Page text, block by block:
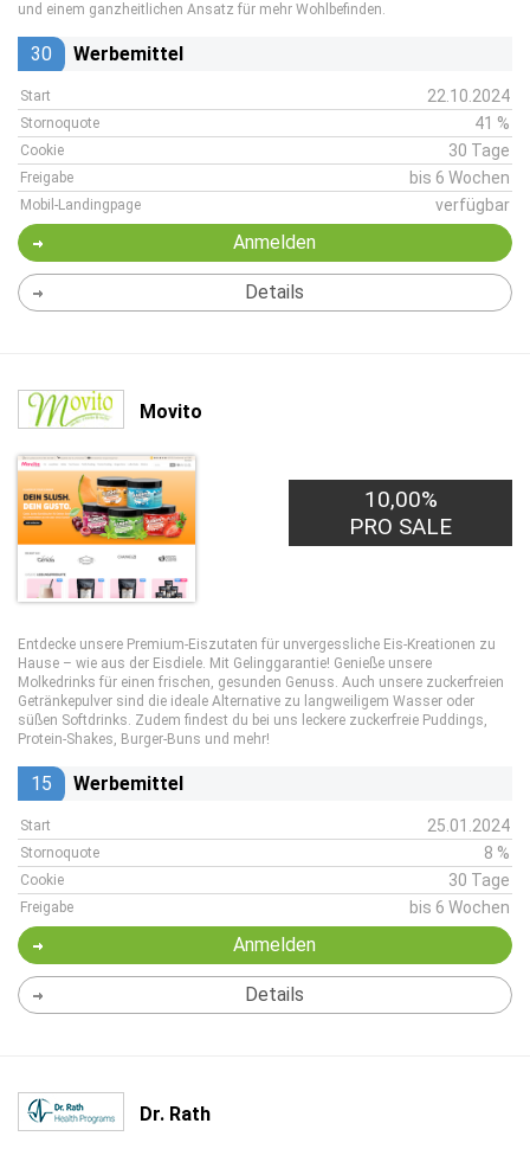
und einem ganzheitlichen Ansatz für mehr Wohlbefinden.
30 Werbemittel
Start 22.10.2024
Stornoquote 41 %
Cookie 30 Tage
Freigabe bis 6 Wochen
Mobil-Landingpage verfügbar
Anmelden
Details
Movito
10,00%
PRO SALE
Entdecke unsere Premium-Eiszutaten für unvergessliche Eis-Kreationen zu
Hause – wie aus der Eisdiele. Mit Gelinggarantie! Genieße unsere
Molkedrinks für einen frischen, gesunden Genuss. Auch unsere zuckerfreien
Getränkepulver sind die ideale Alternative zu langweiligem Wasser oder
süßen Softdrinks. Zudem findest du bei uns leckere zuckerfreie Puddings,
Protein-Shakes, Burger-Buns und mehr!
15 Werbemittel
Start 25.01.2024
Stornoquote 8 %
Cookie 30 Tage
Freigabe bis 6 Wochen
Anmelden
Details
Dr. Rath